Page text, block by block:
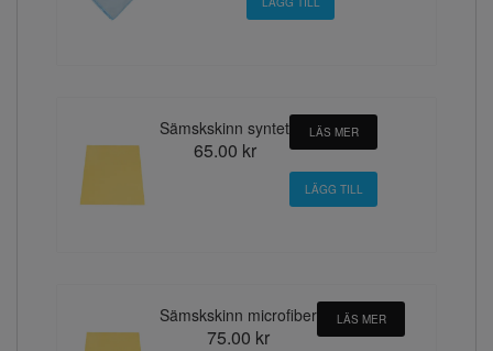
Sämskskinn syntet
65.00 kr
LÄS MER
Sämskskinn microfiber
75.00 kr
LÄS MER